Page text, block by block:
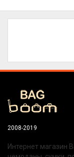
2008-2019
Интернет магазин